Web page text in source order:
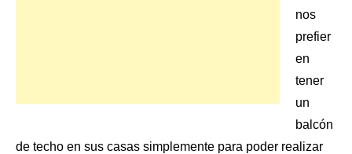
nos
prefier
en
tener
un
balcón
de techo en sus casas simplemente para poder realizar